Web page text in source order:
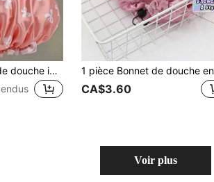
3 pièces Bonnets de douche imperméables à double couche avec nœud papillon, bonnets de douche à double couche, bonnets de douche imperméables et anti-humidité élastiques pour femmes, bonnets de cuisine anti-huile pour adultes, bonnets de salle de bain pour cheveux secs, élastiques et réglables, convenant pour le lavage du visage, le séchage des cheveux, le maquillage, la cuisine, le lavage des cheveux et autres utilisations domestiques en salle de bain
CA$3.60
Voir plus